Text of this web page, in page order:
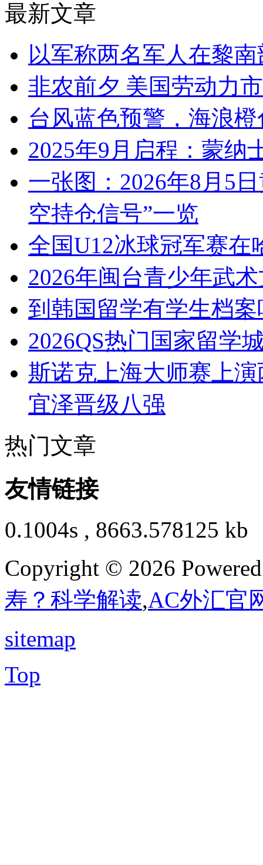
最新文章
以军称两名军人在黎
非农前夕 美国劳动力
台风蓝色预警，海浪
2025年9月启程：蒙纳
一张图：2026年8月5
空持仓信号”一览
全国U12冰球冠军赛在
2026年闽台青少年武
到韩国留学有学生档案
2026QS热门国家留学
斯诺克上海大师赛上
宜泽晋级八强
热门文章
友情链接
0.1004s , 8663.578125 kb
Copyright © 2026
寿？科学解读,AC外汇官
sitemap
Top